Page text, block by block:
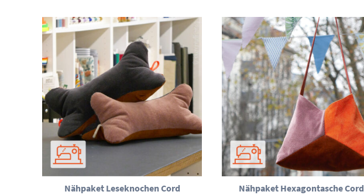
Nähpaket Leseknochen Cord
Nähpaket Hexagontasche Cord